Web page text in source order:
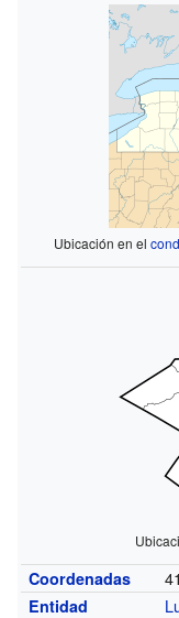
Ubicación en el
Coordenadas
Entidad